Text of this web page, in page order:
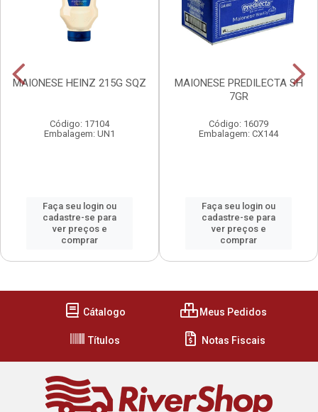
MAIONESE HEINZ 215G SQZ
Código: 17104
Embalagem: UN1
Faça seu login ou
cadastre-se para
ver preços e
comprar
MAIONESE PREDILECTA SH
7GR
Código: 16079
Embalagem: CX144
Faça seu login ou
cadastre-se para
ver preços e
comprar
Cátalogo Meus Pedidos
Títulos Notas Fiscais